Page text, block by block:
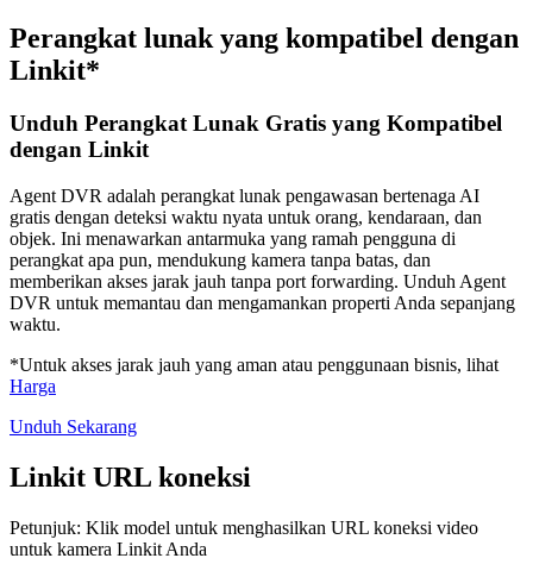
Perangkat lunak yang kompatibel dengan
Linkit*
Unduh Perangkat Lunak Gratis yang Kompatibel
dengan Linkit
Agent DVR adalah perangkat lunak pengawasan bertenaga AI
gratis dengan deteksi waktu nyata untuk orang, kendaraan, dan
objek. Ini menawarkan antarmuka yang ramah pengguna di
perangkat apa pun, mendukung kamera tanpa batas, dan
memberikan akses jarak jauh tanpa port forwarding. Unduh Agent
DVR untuk memantau dan mengamankan properti Anda sepanjang
waktu.
*Untuk akses jarak jauh yang aman atau penggunaan bisnis, lihat
Harga
Unduh Sekarang
Linkit URL koneksi
Petunjuk: Klik model untuk menghasilkan URL koneksi video
untuk kamera Linkit Anda